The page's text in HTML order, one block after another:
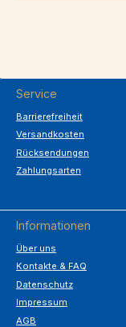
Service
Barrierefreiheit
Versandkosten
Rücksendungen
Zahlungsarten
Informationen
Über uns
Kontakte & FAQ
Datenschutz
Impressum
AGB